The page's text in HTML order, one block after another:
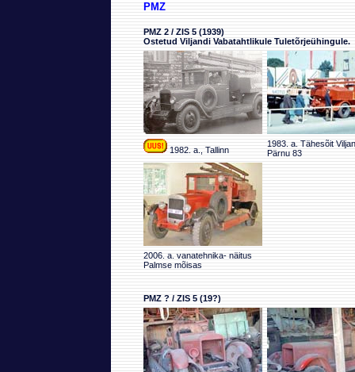
PMZ
PMZ 2 / ZIS 5 (1939)
Ostetud Viljandi Vabatahtlikule Tuletõrjeühingule.
1982. a., Tallinn
1983. a. Tähesõit
Pärnu 83
2006. a. vanatehnika- näitus
Palmse mõisas
PMZ ? / ZIS 5 (19?)